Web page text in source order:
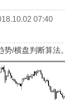
07:40
势/横盘判断算法。